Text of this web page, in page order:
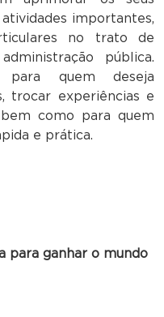
importantes,
no trato de
pública.
quem deseja
trocar experiências e
como para quem
e prática.
para ganhar o mundo